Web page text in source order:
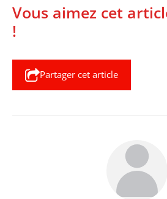
Vous aimez cet
!
Partager cet article